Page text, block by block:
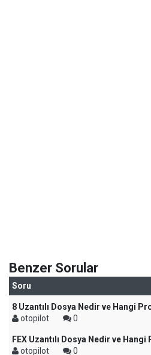
Benzer Sorular
Soru
8 Uzantılı Dosya Nedir ve Hangi
otopilot
0
FEX Uzantılı Dosya Nedir ve
otopilot
0